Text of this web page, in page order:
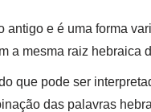
e é uma forma
a mesma raiz hebraica
que pode ser
das palavras